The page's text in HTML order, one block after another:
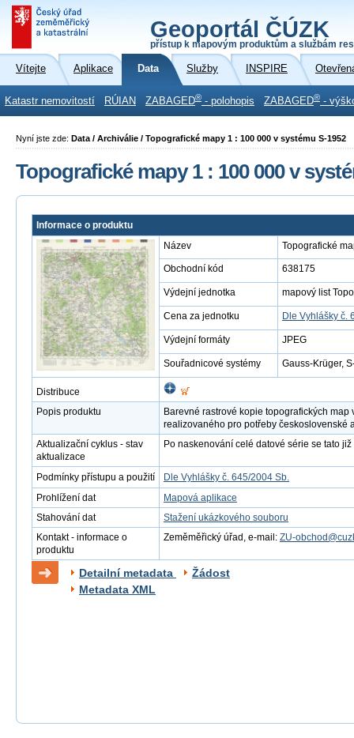
Geoportál ČÚZK
přístup k mapovým produktům a službám
Vítejte Aplikace Data Služby INSPIRE
Katastr nemovitostí RÚIAN ZABAGED® - polohopis ZABAGED® -
Nyní jste zde: Data / Archiválie / Topografické mapy 1 : 100 000 v systému S-1952
Topografické mapy 1 : 100 000 v
Informace o produktu
Název
Topografické
Obchodní kód 638175
Výdejní jednotka mapový list
Cena za jednotku Dle Vyhlášky č.
Výdejní formáty JPEG
Souřadnicové systémy Gauss-Krüger,
Distribuce
Popis produktu
Barevné rastrové kopie topografických
realizovaného pro potřeby československé
Aktualizační cyklus - stav
aktualizace
Po naskenování celé datové série se tato
Podmínky přístupu a použití
Dle Vyhlášky č. 645/2004 Sb.
Prohlížení dat
Mapová aplikace
Stahování dat
Stažení ukázkového souboru
Kontakt - informace o
produktu
Zeměměřický úřad, e-mail: ZU-
Detailní metadata
Žádost
Metadata XML